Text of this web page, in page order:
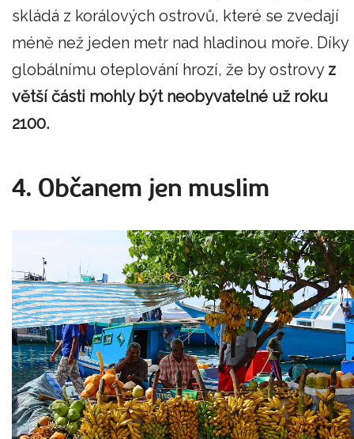
skládá z korálových ostrovů, které se zvedají
méně než jeden metr nad hladinou moře. Díky
globálnímu oteplování hrozí, že by ostrovy z
větší části mohly být neobyvatelné už roku
2100.
4. Občanem jen muslim